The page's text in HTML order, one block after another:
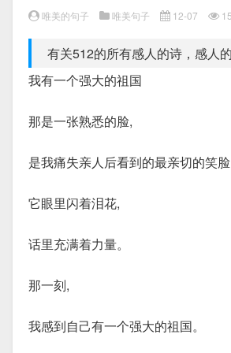
唯美的句子 唯美句子 12-07
有关512的所有感人的诗，感人
我有一个强大的祖国
那是一张熟悉的脸,
是我痛失亲人后看到的最亲切的笑
它眼里闪着泪花,
话里充满着力量。
那一刻,
我感到自己有一个强大的祖国。